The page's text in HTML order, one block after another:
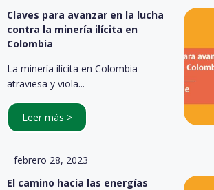
Claves para avanzar en la lucha
contra la minería ilícita en
Colombia
La minería ilícita en Colombia
atraviesa y viola...
Leer más >
febrero 28, 2023
El camino hacia las energías